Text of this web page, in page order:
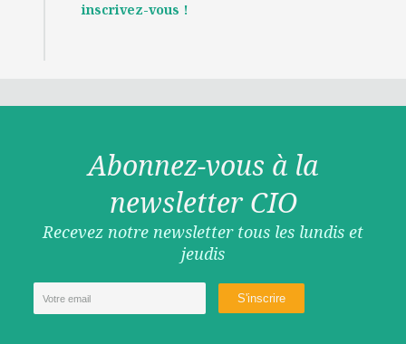
inscrivez-vous !
Abonnez-vous à la
newsletter CIO
Recevez notre newsletter tous les lundis et
jeudis